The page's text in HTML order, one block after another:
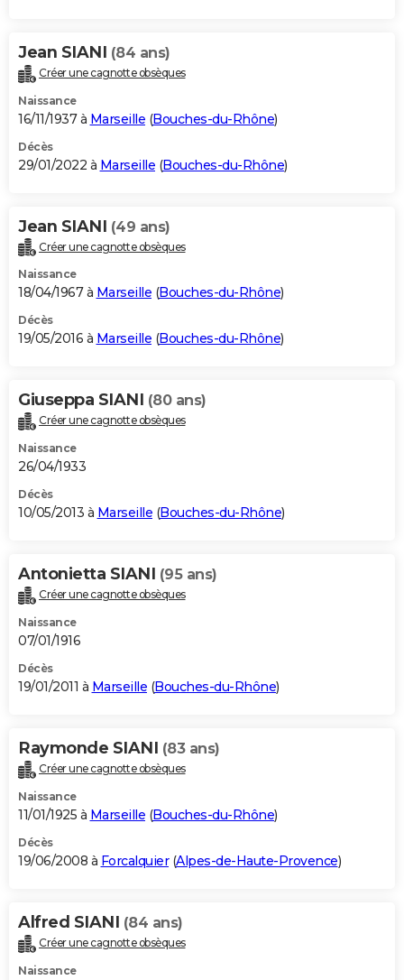
Jean SIANI (84 ans)
Créer une cagnotte obsèques
Naissance
16/11/1937 à Marseille (Bouches-du-Rhône)
Décès
29/01/2022 à Marseille (Bouches-du-Rhône)
Jean SIANI (49 ans)
Créer une cagnotte obsèques
Naissance
18/04/1967 à Marseille (Bouches-du-Rhône)
Décès
19/05/2016 à Marseille (Bouches-du-Rhône)
Giuseppa SIANI (80 ans)
Créer une cagnotte obsèques
Naissance
26/04/1933
Décès
10/05/2013 à Marseille (Bouches-du-Rhône)
Antonietta SIANI (95 ans)
Créer une cagnotte obsèques
Naissance
07/01/1916
Décès
19/01/2011 à Marseille (Bouches-du-Rhône)
Raymonde SIANI (83 ans)
Créer une cagnotte obsèques
Naissance
11/01/1925 à Marseille (Bouches-du-Rhône)
Décès
19/06/2008 à Forcalquier(Alpes-de-Haute-Provence)
Alfred SIANI (84 ans)
Créer une cagnotte obsèques
Naissance